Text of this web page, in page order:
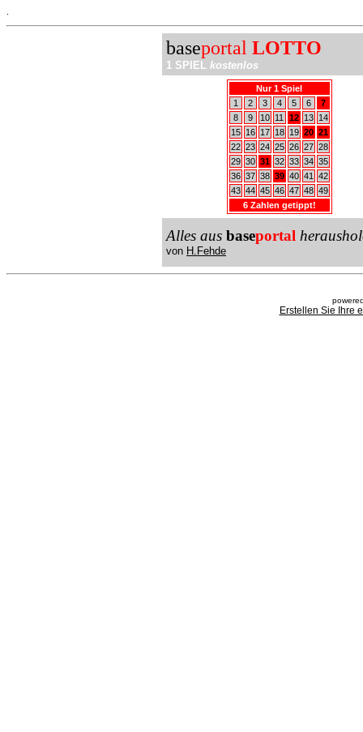
baseportal LOTTO
1 SPIEL kostenlos
Nur 1 Spiel
1
2 3 4 5 6
7
8
9 10 11 12 13
14
15
16 17 18 19 20 21
22 23 24 25 26 27 28
29 30 31 32 33 34 35
36 37 38 39 40 41
42
43 44 45 46 47 48 49
6 Zahlen getippt!
Alles aus baseportal
von H.Fehde
Erstellen Sie Ihre